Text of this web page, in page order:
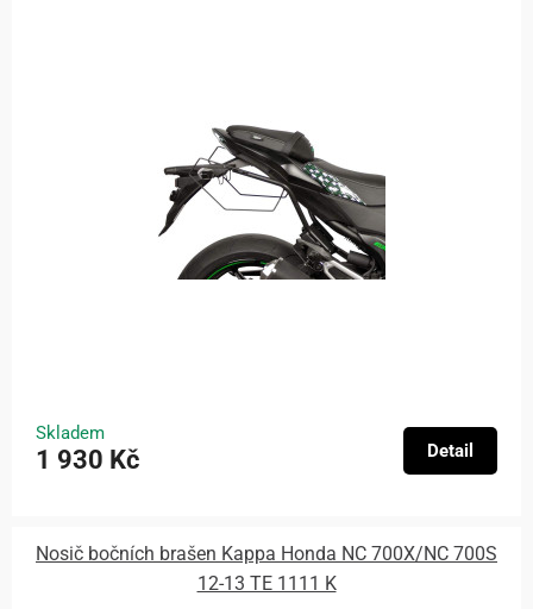
Skladem
1 930 Kč Detail
Nosič bočních brašen Kappa Honda NC 700X/NC 700S
12-13 TE 1111 K